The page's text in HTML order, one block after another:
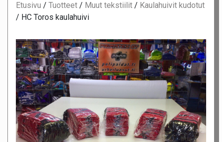
Etusivu / Tuotteet / Muut tekstiilit / Kaulahuivit kudotut
/ HC Toros kaulahuivi